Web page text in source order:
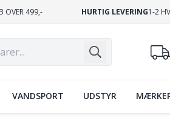
OVER 499,- HURTIG LEVERING1-2
VANDSPORT UDSTYR